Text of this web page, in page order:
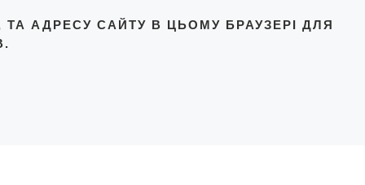
ТА АДРЕСУ САЙТУ В ЦЬОМУ БРАУЗЕРІ ДЛЯ